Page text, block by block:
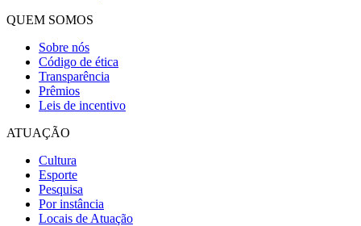
QUEM SOMOS
Sobre nós
Código de ética
Transparência
Prêmios
Leis de incentivo
ATUAÇÃO
Cultura
Esporte
Pesquisa
Por instância
Locais de Atuação